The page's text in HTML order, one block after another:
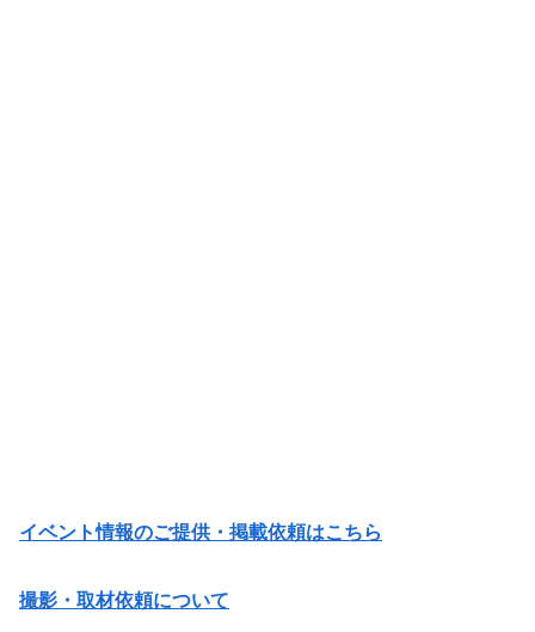
イベント情報のご提供・掲載依頼はこちら
撮影・取材依頼について